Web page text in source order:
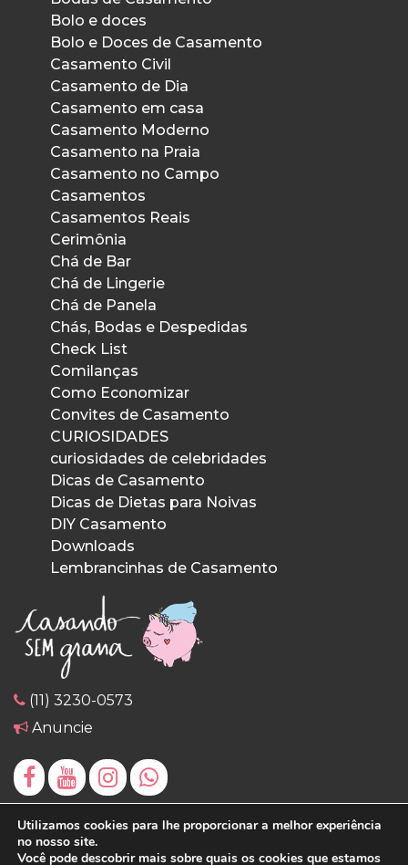
Bolo e doces
Bolo e Doces de Casamento
Casamento Civil
Casamento de Dia
Casamento em casa
Casamento Moderno
Casamento na Praia
Casamento no Campo
Casamentos
Casamentos Reais
Cerimônia
Chá de Bar
Chá de Lingerie
Chá de Panela
Chás, Bodas e Despedidas
Check List
Comilanças
Como Economizar
Convites de Casamento
CURIOSIDADES
curiosidades de celebridades
Dicas de Casamento
Dicas de Dietas para Noivas
DIY Casamento
Downloads
Lembrancinhas de Casamento
(11) 3230-0573
Anuncie
Utilizamos cookies para lhe proporcionar a melhor experiência
no nosso site.
Você pode descobrir mais sobre quais os cookies que estamos